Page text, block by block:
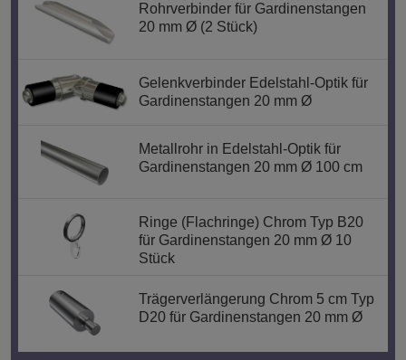
Rohrverbinder für Gardinenstangen
20 mm Ø (2 Stück)
Gelenkverbinder Edelstahl-Optik für
Gardinenstangen 20 mm Ø
Metallrohr in Edelstahl-Optik für
Gardinenstangen 20 mm Ø 100 cm
Ringe (Flachringe) Chrom Typ B20
für Gardinenstangen 20 mm Ø 10
Stück
Trägerverlängerung Chrom 5 cm Typ
D20 für Gardinenstangen 20 mm Ø